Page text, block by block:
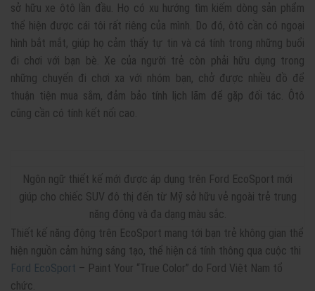
sở hữu xe ôtô lần đầu. Họ có xu hướng tìm kiếm dòng sản phẩm
thể hiện được cái tôi rất riêng của mình. Do đó, ôtô cần có ngoại
hình bắt mắt, giúp họ cảm thấy tự tin và cá tính trong những buổi
đi chơi với bạn bè. Xe của người trẻ còn phải hữu dụng trong
những chuyến đi chơi xa với nhóm bạn, chở được nhiều đồ để
thuận tiện mua sắm, đảm bảo tính lịch lãm để gặp đối tác. Ôtô
cũng cần có tính kết nối cao.
Ngôn ngữ thiết kế mới được áp dụng trên Ford EcoSport mới
giúp cho chiếc SUV đô thị đến từ Mỹ sở hữu vẻ ngoài trẻ trung
năng động và đa dạng màu sắc.
Thiết kế năng động trên EcoSport mang tới bạn trẻ không gian thể
hiện nguồn cảm hứng sáng tạo, thể hiện cá tính thông qua cuộc thi
Ford EcoSport – Paint Your “True Color” do Ford Việt Nam tổ
chức.